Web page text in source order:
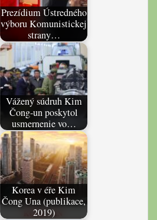
Prezídium Ústredného
výboru Komunistickej
strany…
Vážený súdruh Kim
Čong-un poskytol
usmernenie vo…
Korea v éře Kim
Čong Una (publikace,
2019)